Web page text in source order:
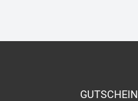
GUTSCHEIN